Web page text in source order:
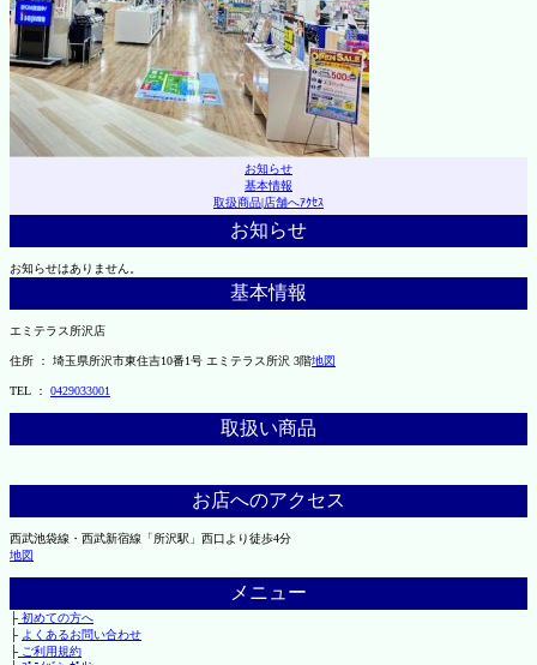
お知らせ
基本情報
取扱商品|店舗へｱｸｾｽ
お知らせ
お知らせはありません。
基本情報
エミテラス所沢店
住所 ： 埼玉県所沢市東住吉10番1号 エミテラス所沢 3階地図
TEL ： 0429033001
取扱い商品
お店へのアクセス
西武池袋線・西武新宿線「所沢駅」西口より徒歩4分
地図
メニュー
├初めての方へ
├ よくあるお問い合わせ
├ご利用規約